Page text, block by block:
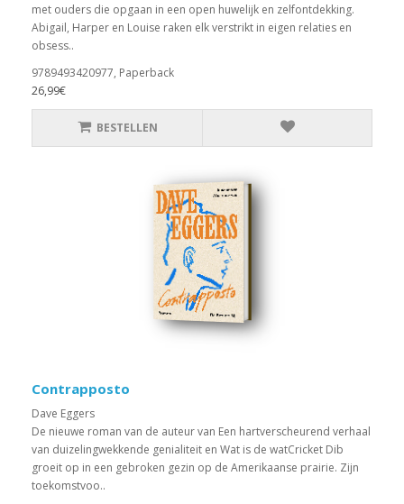
met ouders die opgaan in een open huwelijk en zelfontdekking.
Abigail, Harper en Louise raken elk verstrikt in eigen relaties en
obsess..
9789493420977, Paperback
26,99€
BESTELLEN
Contrapposto
Dave Eggers
De nieuwe roman van de auteur van Een hartverscheurend verhaal
van duizelingwekkende genialiteit en Wat is de watCricket Dib
groeit op in een gebroken gezin op de Amerikaanse prairie. Zijn
toekomstvoo..